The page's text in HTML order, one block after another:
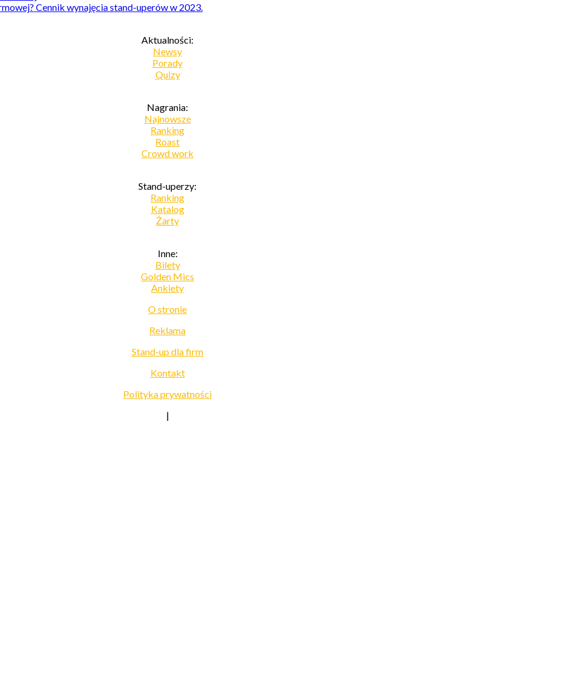
Cennik wynajęcia stand-uperów w 2023.
Aktualności:
Newsy
Porady
Quizy
Nagrania:
Najnowsze
Ranking
Roast
Crowd work
Stand-uperzy:
Ranking
Katalog
Żarty
Inne:
Bilety
Golden Mics
Ankiety
O stronie
Reklama
Stand-up dla firm
Kontakt
Polityka prywatności
|